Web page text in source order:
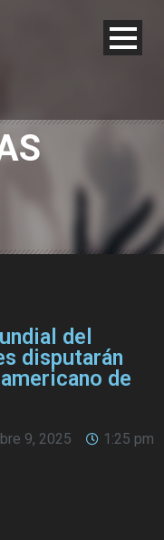
del
disputarán
de
9, 2025 1:25 pm